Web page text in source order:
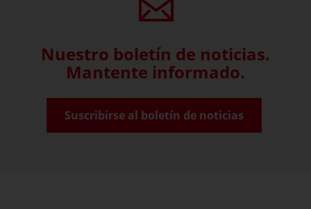
Nuestro boletín de noticias.
Mantente informado.
Suscribirse al boletín de noticias